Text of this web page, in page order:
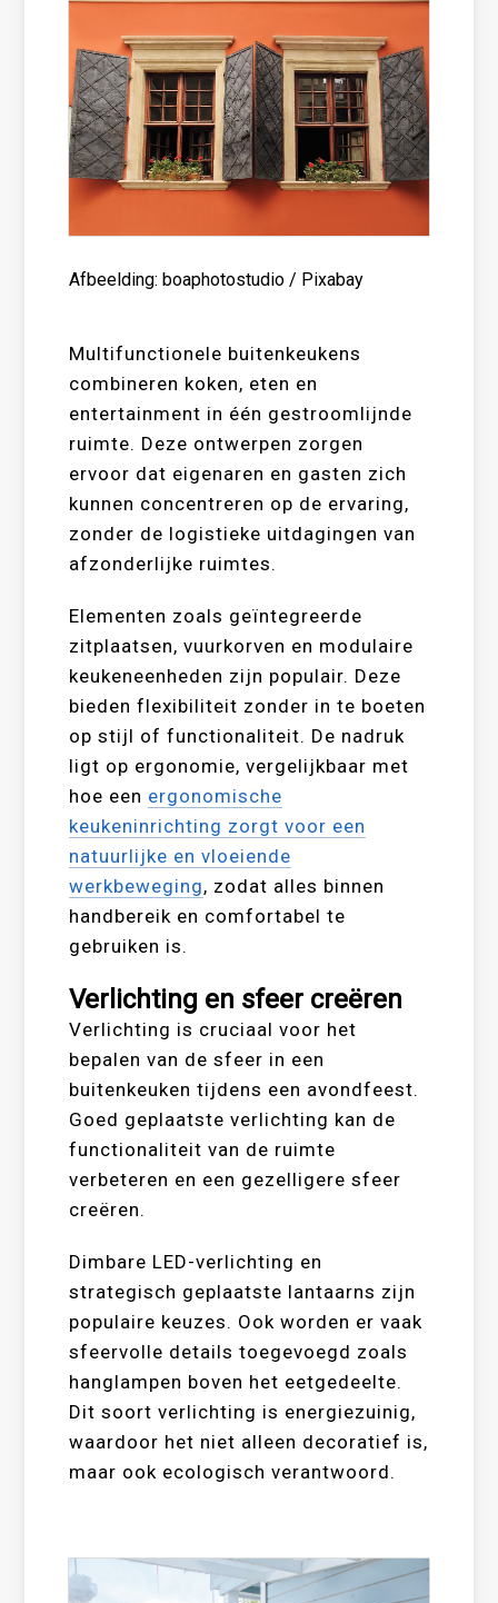
Afbeelding: boaphotostudio / Pixabay
Multifunctionele buitenkeukens
combineren koken, eten en
entertainment in één gestroomlijnde
ruimte. Deze ontwerpen zorgen
ervoor dat eigenaren en gasten zich
kunnen concentreren op de ervaring,
zonder de logistieke uitdagingen van
afzonderlijke ruimtes.
Elementen zoals geïntegreerde
zitplaatsen, vuurkorven en modulaire
keukeneenheden zijn populair. Deze
bieden flexibiliteit zonder in te boeten
op stijl of functionaliteit. De nadruk
ligt op ergonomie, vergelijkbaar met
hoe een ergonomische
keukeninrichting zorgt voor een
natuurlijke en vloeiende
werkbeweging, zodat alles binnen
handbereik en comfortabel te
gebruiken is.
Verlichting en sfeer creëren
Verlichting is cruciaal voor het
bepalen van de sfeer in een
buitenkeuken tijdens een avondfeest.
Goed geplaatste verlichting kan de
functionaliteit van de ruimte
verbeteren en een gezelligere sfeer
creëren.
Dimbare LED-verlichting en
strategisch geplaatste lantaarns zijn
populaire keuzes. Ook worden er vaak
sfeervolle details toegevoegd zoals
hanglampen boven het eetgedeelte.
Dit soort verlichting is energiezuinig,
waardoor het niet alleen decoratief is,
maar ook ecologisch verantwoord.